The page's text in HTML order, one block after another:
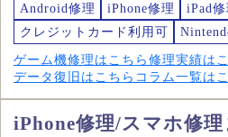
Android修理 iPhone修理
iPad修
クレジットカード利用可
ゲーム機修理はこちら 修理実績は
データ復旧はこちら コラム一覧は
iPhone修理/スマホ修